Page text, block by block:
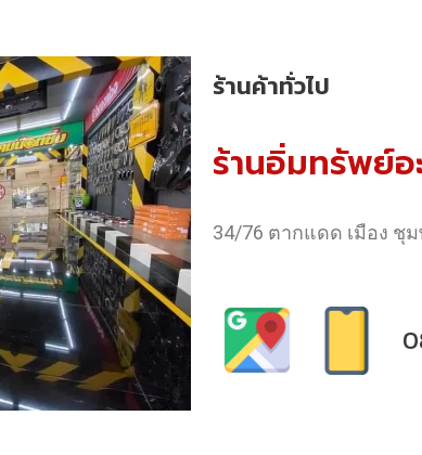
ร้านค้าทั่วไป
ร้านอิ่มทรัพย์อ
34/76 ตากแดด เมือง ชุม